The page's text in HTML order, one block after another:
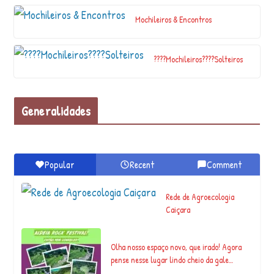
#jatun…
Hippies… Malucos,
Roots e Afins
Mochileiros & Encontros
????Mochileiros????Solteiros
Generalidades
Popular Recent Comment
Rede de Agroecologia
Caiçara
Olha nosso espaço novo, que irado! Agora
pense nesse lugar lindo cheio da gale…